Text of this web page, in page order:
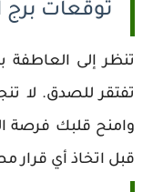
توقعات
تنظر إلى العاطفة
تفتقر للصدق. لا
وامنح قلبك فرصة
قبل اتخاذ أي قرار